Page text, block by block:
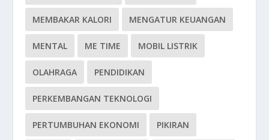
MEMBAKAR KALORI MENGATUR KEUANGAN
MENTAL ME TIME MOBIL LISTRIK
OLAHRAGA PENDIDIKAN
PERKEMBANGAN TEKNOLOGI
PERTUMBUHAN EKONOMI PIKIRAN